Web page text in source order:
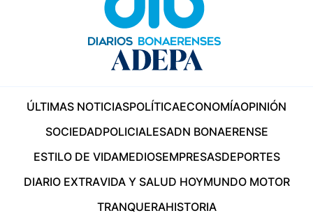
ÚLTIMAS NOTICIASPOLÍTICAECONOMÍAOPINIÓN
SOCIEDADPOLICIALESADN BONAERENSE
ESTILO DE VIDAMEDIOSEMPRESASDEPORTES
DIARIO EXTRAVIDA Y SALUD HOYMUNDO MOTOR
TRANQUERAHISTORIA